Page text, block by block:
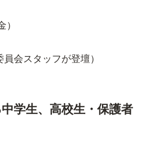
）
会スタッフが登壇）
学生、高校生・保護者